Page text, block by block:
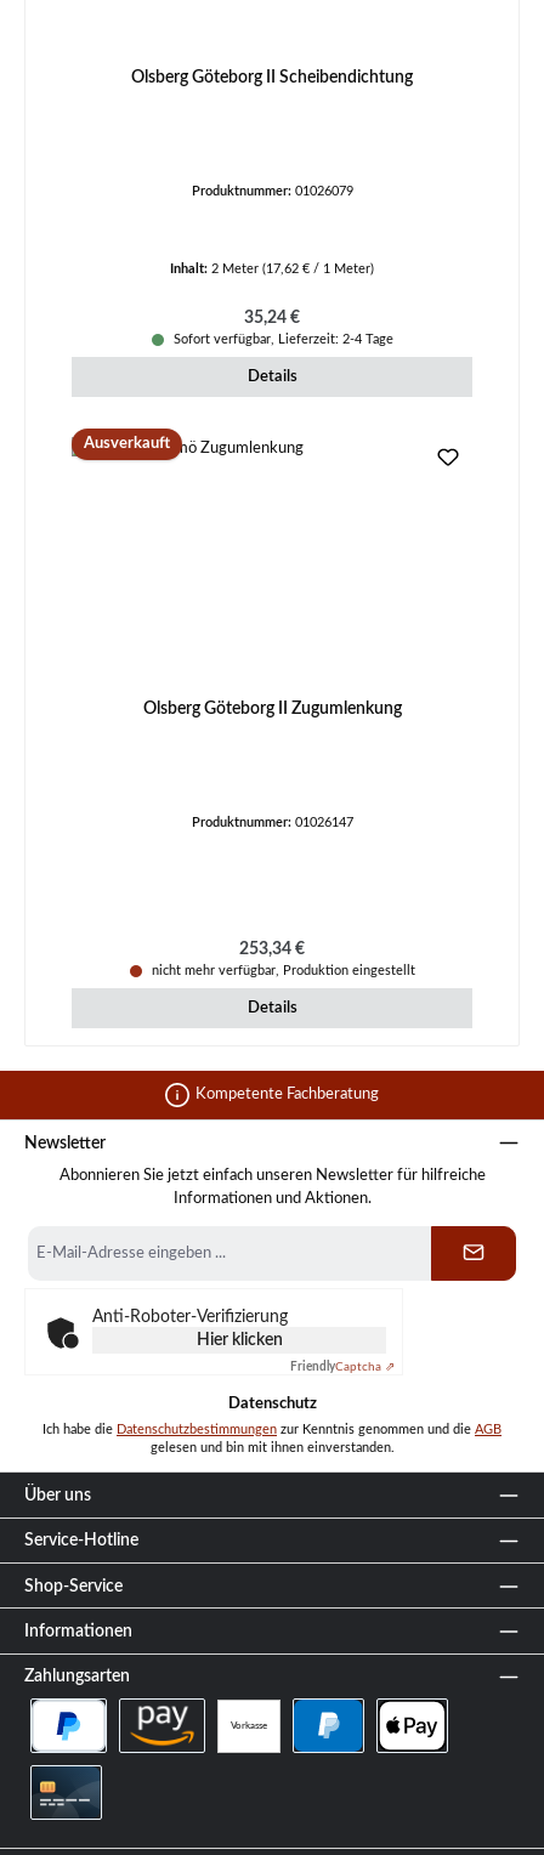
Olsberg Göteborg II Scheibendichtung
Produktnummer: 01026079
Inhalt: 2 Meter (17,62 € / 1 Meter)
Regulärer Preis:
35,24 €
Sofort verfügbar, Lieferzeit: 2-4 Tage
Details
Ausverkauft
Olsberg Göteborg II Zugumlenkung
Produktnummer: 01026147
Regulärer Preis:
253,34 €
nicht mehr verfügbar, Produktion eingestellt
Details
Kompetente Fachberatung
Newsletter
Abonnieren Sie jetzt einfach unseren Newsletter für hilfreiche
Informationen und Aktionen.
Mail-
Anti-Roboter-Verifizierung
Hier klicken
FriendlyCaptcha ⇗
Datenschutz
Ich habe die Datenschutzbestimmungen zur Kenntnis genommen und die AGB
gelesen und bin mit ihnen einverstanden.
Über uns
Service-Hotline
Shop-Service
Informationen
Zahlungsarten
Vorkasse
PayPal Später Bezahlen